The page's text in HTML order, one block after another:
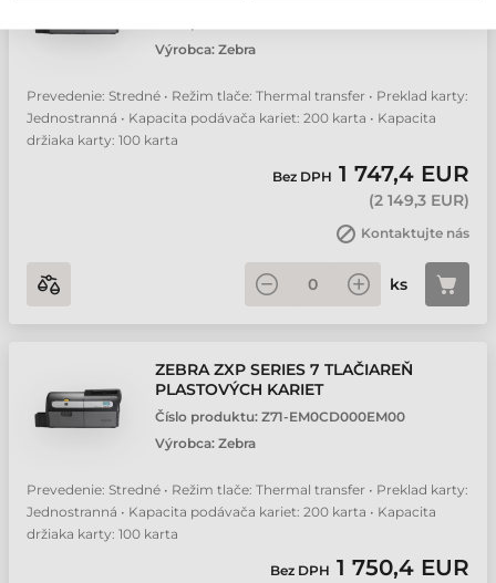
Výrobca: Zebra
Prevedenie: Stredné • Režim tlače: Thermal transfer • Preklad karty:
Jednostranná • Kapacita podávača kariet: 200 karta • Kapacita
držiaka karty: 100 karta
Bez DPH 1 747,4 EUR
(2 149,3 EUR)
Kontaktujte nás
ks
ZEBRA ZXP SERIES 7 TLAČIAREŇ
PLASTOVÝCH KARIET
Číslo produktu: Z71-EM0CD000EM00
Výrobca: Zebra
Prevedenie: Stredné • Režim tlače: Thermal transfer • Preklad karty:
Jednostranná • Kapacita podávača kariet: 200 karta • Kapacita
držiaka karty: 100 karta
Bez DPH 1 750,4 EUR